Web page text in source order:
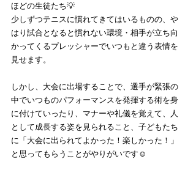
ほどの生徒たち💡
少しずつテニスに慣れてきてはいるものの、や
はり試合となると慣れない環境・相手が立ち向
かってくるプレッシャーでいつもと違う表情を
見せます。
しかし、大会に出場することで、選手が緊張の
中でいつものパフォーマンスを発揮する術を身
に付けていったり、マナーや礼儀を覚えて、人
として成長する姿を見られること、子どもたち
に「大会に出られてよかった！楽しかった！」
と思ってもらうことがやりがいです☺️